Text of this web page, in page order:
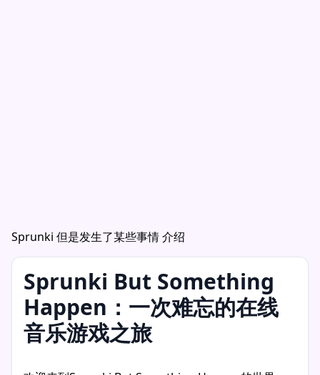
Sprunki 但是发生了某些事情 介绍
Sprunki But Something
Happen：一次难忘的在线
音乐游戏之旅